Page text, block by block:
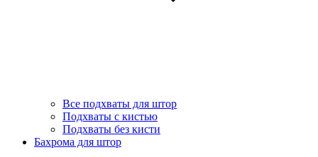
Все подхваты для штор
Подхваты с кистью
Подхваты без кисти
Бахрома для штор